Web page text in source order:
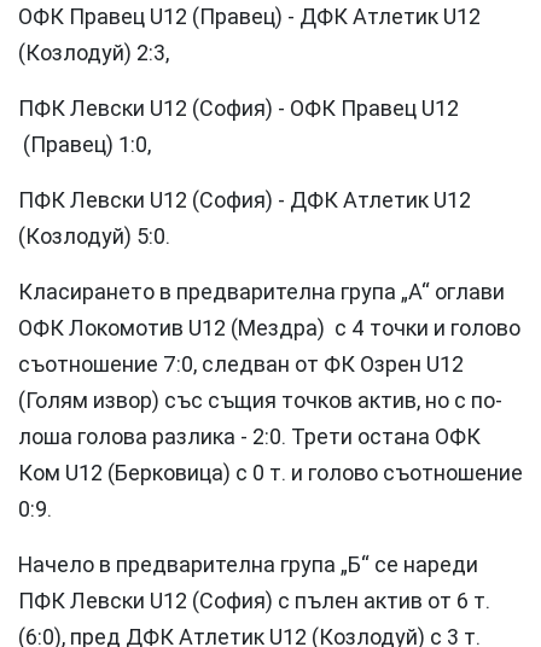
ОФК Правец U12 (Правец) - ДФК Атлетик U12
(Козлодуй) 2:3,
ПФК Левски U12 (София) - ОФК Правец U12
(Правец) 1:0,
ПФК Левски U12 (София) - ДФК Атлетик U12
(Козлодуй) 5:0.
Класирането в предварителна група „А“ оглави
ОФК Локомотив U12 (Мездра) с 4 точки и голово
съотношение 7:0, следван от ФК Озрен U12
(Голям извор) със същия точков актив, но с по-
лоша голова разлика - 2:0. Трети остана ОФК
Ком U12 (Берковица) с 0 т. и голово съотношение
0:9.
Начело в предварителна група „Б“ се нареди
ПФК Левски U12 (София) с пълен актив от 6 т.
(6:0), пред ДФК Атлетик U12 (Козлодуй) с 3 т.